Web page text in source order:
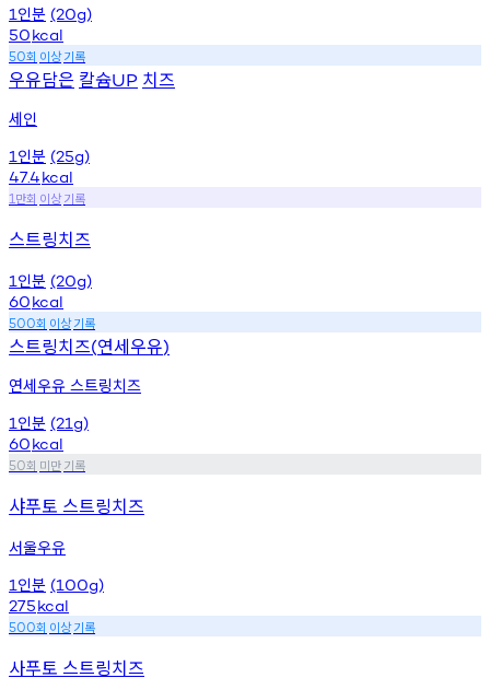
1 인분 (20g)
50kcal
50회 이상기록
우유담은 칼슘UP 치즈
세인
1 인분 (25g)
47.4kcal
1 만회 이상기록
스트링치즈
1 인분 (20g)
60kcal
500회 이상기록
스트링치즈(연세우유)
연세우유 스트링치즈
1 인분 (21g)
60kcal
50회 미만기록
샤푸토 스트링치즈
서울우유
1 인분 (100g)
275kcal
500회 이상기록
사푸토 스트링치즈